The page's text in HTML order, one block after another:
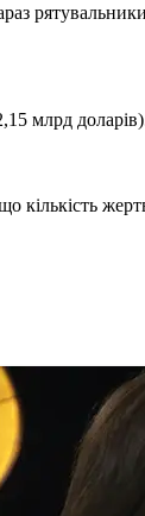
млрд
кількість